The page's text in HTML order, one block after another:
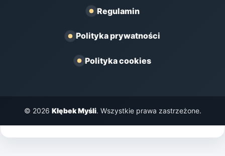
Regulamin
Polityka prywatności
Polityka cookies
© 2026 Kłębek Myśli. Wszystkie prawa zastrzeżone.